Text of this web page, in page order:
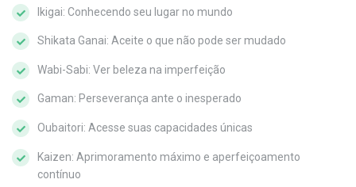
Ikigai: Conhecendo seu lugar no mundo
Shikata Ganai: Aceite o que não pode ser mudado
Wabi-Sabi: Ver beleza na imperfeição
Gaman: Perseverança ante o inesperado
Oubaitori: Acesse suas capacidades únicas
Kaizen: Aprimoramento máximo e aperfeiçoamento
contínuo